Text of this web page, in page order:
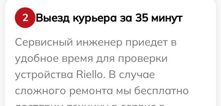
2
Выезд курьера за 35 минут
Сервисный инженер приедет в
удобное время для проверки
устройства Riello. В случае
сложного ремонта мы бесплатно